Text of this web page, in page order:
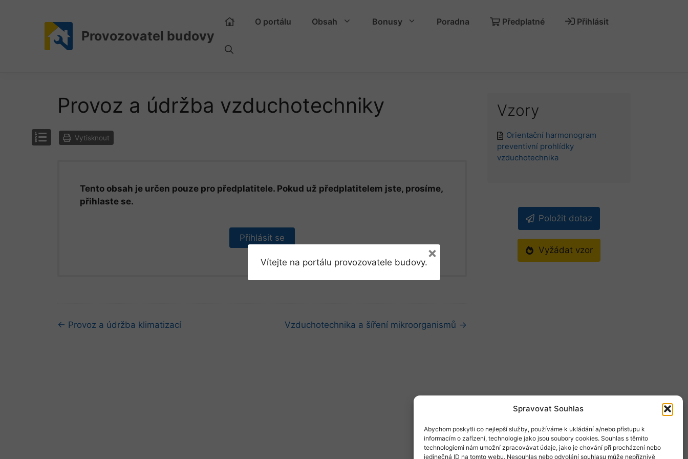
Spravovat Souhlas
Abychom poskytli co nejlepší služby, používáme k ukládání a/nebo přístupu k
informacím o zařízení, technologie jako jsou soubory cookies. Souhlas s těmito
technologiemi nám umožní zpracovávat údaje, jako je chování při procházení nebo
jedinečná ID na tomto webu. Nesouhlas nebo odvolání souhlasu může nepříznivě
Provozovatel budovy
O portálu Obsah Bonusy Poradna Předplatné Přihlásit
Provoz a údržba vzduchotechniky
Vytisknout
Tento obsah je určen pouze pro předplatitele. Pokud už předplatitelem jste, prosíme,
přihlaste se.
Přihlásit se
Navigace
← Provoz a údržba klimatizací Vzduchotechnika a šíření mikroorganismů →
Vzory
Orientační harmonogram
preventivní prohlídky
vzduchotechnika
Položit dotaz
Vyžádat vzor
Vítejte na portálu provozovatele budovy.
×